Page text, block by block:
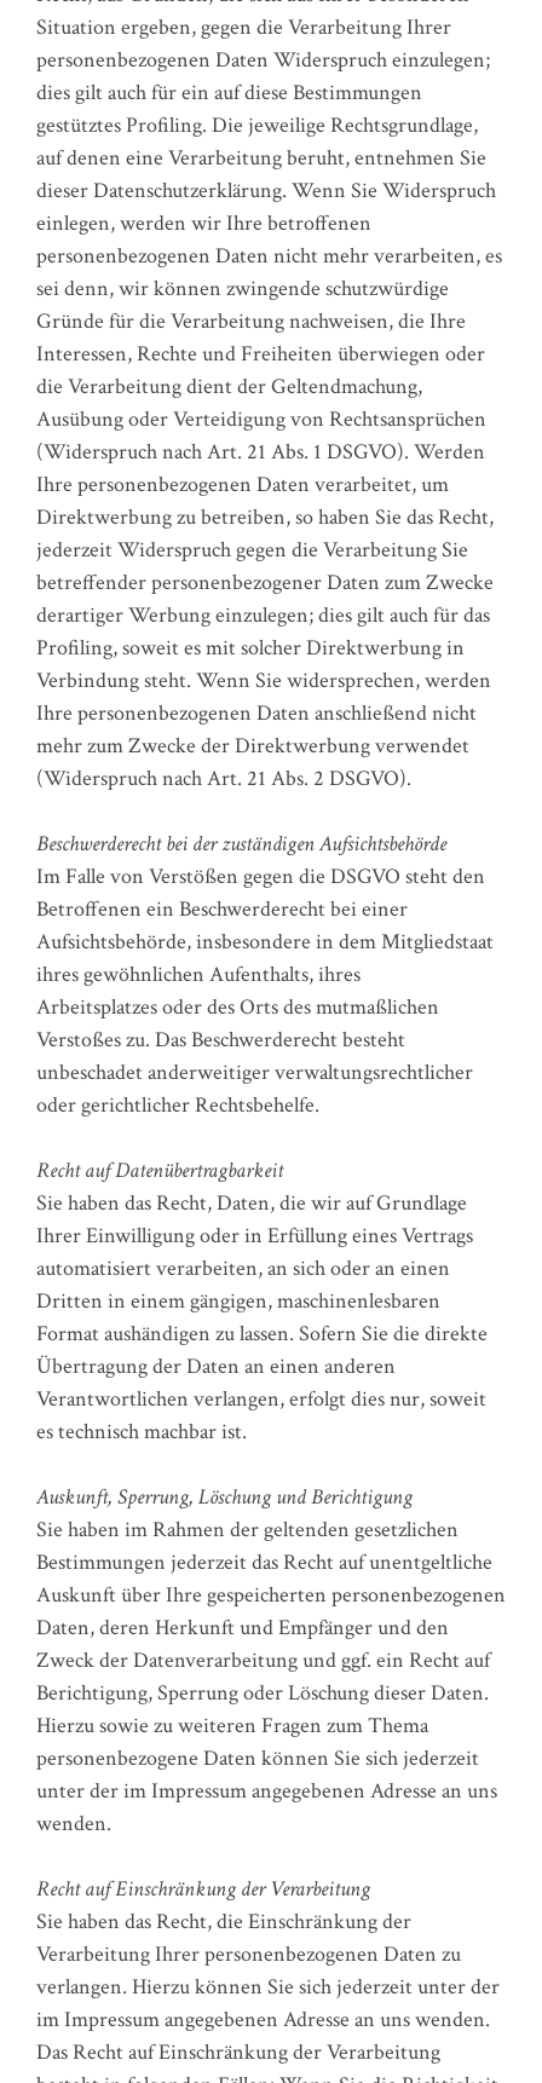
Situation ergeben, gegen die Verarbeitung Ihrer
personenbezogenen Daten Widerspruch einzulegen;
dies gilt auch für ein auf diese Bestimmungen
gestütztes Profiling. Die jeweilige Rechtsgrundlage,
auf denen eine Verarbeitung beruht, entnehmen Sie
dieser Datenschutzerklärung. Wenn Sie Widerspruch
einlegen, werden wir Ihre betroffenen
personenbezogenen Daten nicht mehr verarbeiten, es
sei denn, wir können zwingende schutzwürdige
Gründe für die Verarbeitung nachweisen, die Ihre
Interessen, Rechte und Freiheiten überwiegen oder
die Verarbeitung dient der Geltendmachung,
Ausübung oder Verteidigung von Rechtsansprüchen
(Widerspruch nach Art. 21 Abs. 1 DSGVO). Werden
Ihre personenbezogenen Daten verarbeitet, um
Direktwerbung zu betreiben, so haben Sie das Recht,
jederzeit Widerspruch gegen die Verarbeitung Sie
betreffender personenbezogener Daten zum Zwecke
derartiger Werbung einzulegen; dies gilt auch für das
Profiling, soweit es mit solcher Direktwerbung in
Verbindung steht. Wenn Sie widersprechen, werden
Ihre personenbezogenen Daten anschließend nicht
mehr zum Zwecke der Direktwerbung verwendet
(Widerspruch nach Art. 21 Abs. 2 DSGVO).
Beschwerderecht bei der zuständigen Aufsichtsbehörde
Im Falle von Verstößen gegen die DSGVO steht den
Betroffenen ein Beschwerderecht bei einer
Aufsichtsbehörde, insbesondere in dem Mitgliedstaat
ihres gewöhnlichen Aufenthalts, ihres
Arbeitsplatzes oder des Orts des mutmaßlichen
Verstoßes zu. Das Beschwerderecht besteht
unbeschadet anderweitiger verwaltungsrechtlicher
oder gerichtlicher Rechtsbehelfe.
Recht auf Datenübertragbarkeit
Sie haben das Recht, Daten, die wir auf Grundlage
Ihrer Einwilligung oder in Erfüllung eines Vertrags
automatisiert verarbeiten, an sich oder an einen
Dritten in einem gängigen, maschinenlesbaren
Format aushändigen zu lassen. Sofern Sie die direkte
Übertragung der Daten an einen anderen
Verantwortlichen verlangen, erfolgt dies nur, soweit
es technisch machbar ist.
Auskunft, Sperrung, Löschung und Berichtigung
Sie haben im Rahmen der geltenden gesetzlichen
Bestimmungen jederzeit das Recht auf unentgeltliche
Auskunft über Ihre gespeicherten personenbezogenen
Daten, deren Herkunft und Empfänger und den
Zweck der Datenverarbeitung und ggf. ein Recht auf
Berichtigung, Sperrung oder Löschung dieser Daten.
Hierzu sowie zu weiteren Fragen zum Thema
personenbezogene Daten können Sie sich jederzeit
unter der im Impressum angegebenen Adresse an uns
wenden.
Recht auf Einschränkung der Verarbeitung
Sie haben das Recht, die Einschränkung der
Verarbeitung Ihrer personenbezogenen Daten zu
verlangen. Hierzu können Sie sich jederzeit unter der
im Impressum angegebenen Adresse an uns wenden.
Das Recht auf Einschränkung der Verarbeitung